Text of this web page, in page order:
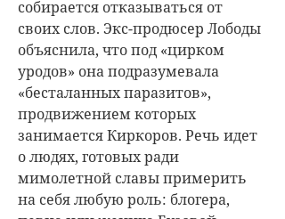
собирается отказываться от
своих слов. Экс-продюсер Лободы
объяснила, что под «цирком
уродов» она подразумевала
«бесталанных паразитов»,
продвижением которых
занимается Киркоров. Речь идет
о людях, готовых ради
мимолетной славы примерить
на себя любую роль: блогера,